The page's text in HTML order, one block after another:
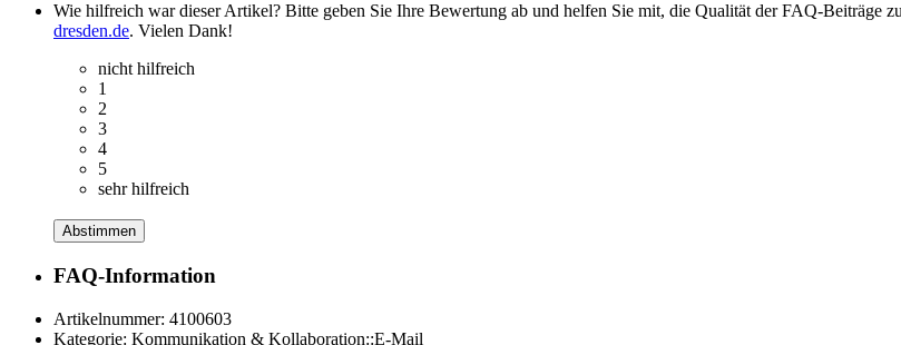
Wie hilfreich war dieser Artikel? Bitte geben Sie Ihre Bewertung ab und helfen Sie mit, die Qualität der FAQ-Beiträge
dresden.de. Vielen Dank!
nicht hilfreich
1
2
3
4
5
sehr hilfreich
Abstimmen
FAQ-Information
Artikelnummer: 4100603
Kategorie: Kommunikation & Kollaboration::E-Mail